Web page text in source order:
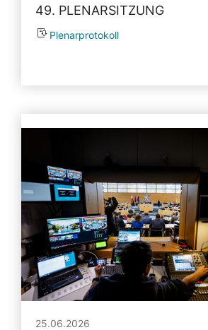
49. PLENARSITZUNG
Plenarprotokoll
25.06.2026